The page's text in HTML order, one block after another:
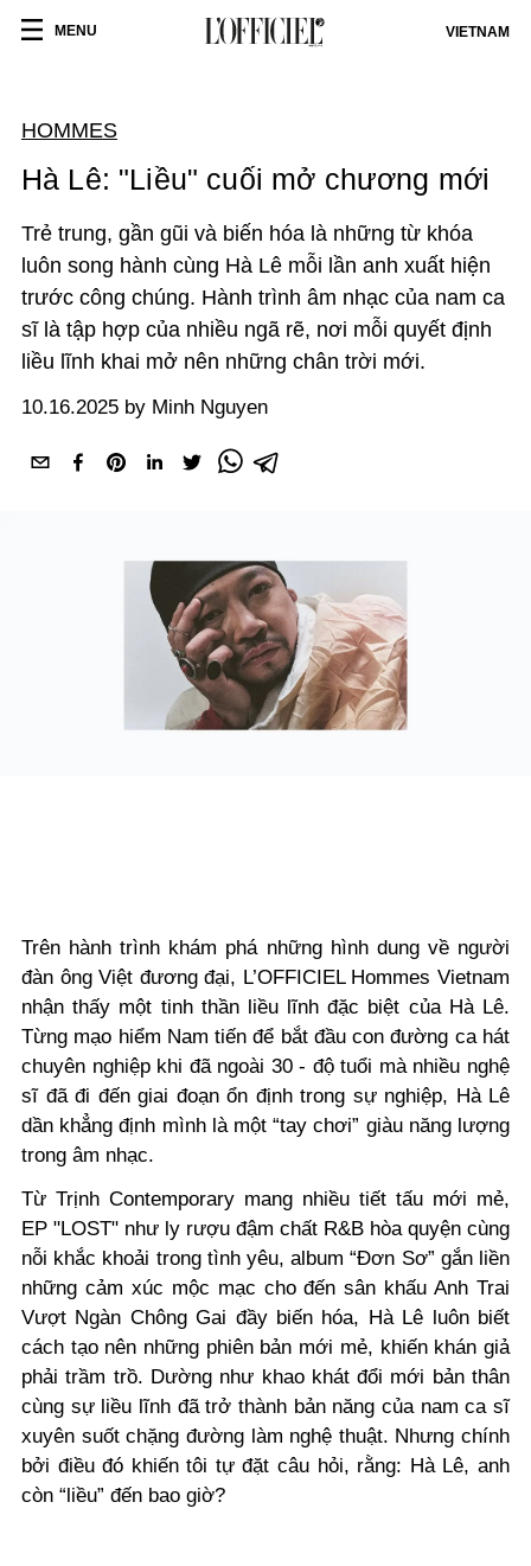
MENU VIETNAM
HOMMES
Hà Lê: "Liều" cuối mở chương mới
Trẻ trung, gần gũi và biến hóa là những từ khóa
luôn song hành cùng Hà Lê mỗi lần anh xuất hiện
trước công chúng. Hành trình âm nhạc của nam ca
sĩ là tập hợp của nhiều ngã rẽ, nơi mỗi quyết định
liều lĩnh khai mở nên những chân trời mới.
10.16.2025 by Minh Nguyen
Trên hành trình khám phá những hình dung về người
đàn ông Việt đương đại, L’OFFICIEL Hommes Vietnam
nhận thấy một tinh thần liều lĩnh đặc biệt của Hà Lê.
Từng mạo hiểm Nam tiến để bắt đầu con đường ca hát
chuyên nghiệp khi đã ngoài 30 - độ tuổi mà nhiều nghệ
sĩ đã đi đến giai đoạn ổn định trong sự nghiệp, Hà Lê
dần khẳng định mình là một “tay chơi” giàu năng lượng
trong âm nhạc.
Từ Trịnh Contemporary mang nhiều tiết tấu mới mẻ,
EP "LOST" như ly rượu đậm chất R&B hòa quyện cùng
nỗi khắc khoải trong tình yêu, album “Đơn Sơ” gắn liền
những cảm xúc mộc mạc cho đến sân khấu Anh Trai
Vượt Ngàn Chông Gai đầy biến hóa, Hà Lê luôn biết
cách tạo nên những phiên bản mới mẻ, khiến khán giả
phải trầm trồ. Dường như khao khát đổi mới bản thân
cùng sự liều lĩnh đã trở thành bản năng của nam ca sĩ
xuyên suốt chặng đường làm nghệ thuật. Nhưng chính
bởi điều đó khiến tôi tự đặt câu hỏi, rằng: Hà Lê, anh
còn “liều” đến bao giờ?